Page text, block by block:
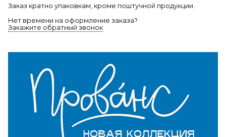
Заказ кратно упаковкам, кроме поштучной продукции.
Нет времени на оформление заказа?
Закажите обратный звонок